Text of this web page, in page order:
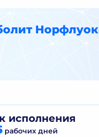
исполнения
рабочих дней